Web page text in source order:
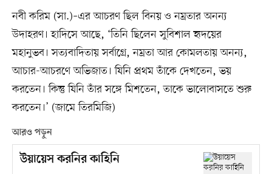
নবী করিম (সা.)–এর আচরণ ছিল বিনয় ও নম্রতার অনন্য
উদাহরণ। হাদিসে আছে, ‘তিনি ছিলেন সুবিশাল হৃদয়ের
মহানুভব। সত্যবাদিতায় সর্বাগ্রে, নম্রতা আর কোমলতায় অনন্য,
আচার-আচরণে অভিজাত। যিনি প্রথম তাঁকে দেখতেন, ভয়
করতেন। কিন্তু যিনি তাঁর সঙ্গে মিশতেন, তাকে ভালোবাসতে শুরু
করতেন।’ (জামে তিরমিজি)
আরও পড়ুন
উয়ায়েস করনির কাহিনি